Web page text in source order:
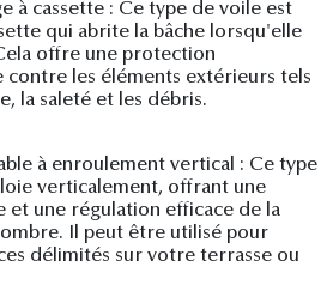
à cassette : Ce type de voile est
qui abrite la bâche lorsqu'elle
offre une protection
contre les éléments extérieurs tels
la saleté et les débris.
à enroulement vertical : Ce type
verticalement, offrant une
et une régulation efficace de la
Il peut être utilisé pour
délimités sur votre terrasse ou